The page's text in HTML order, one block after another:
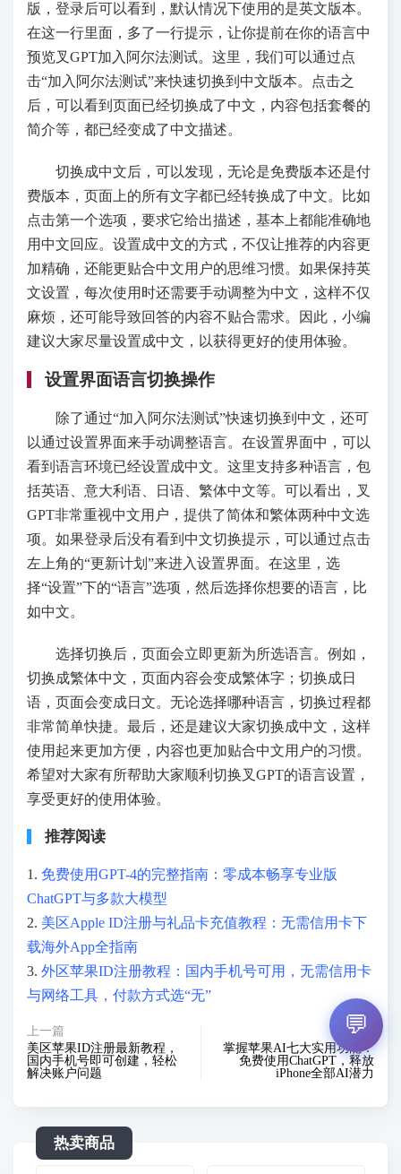
版，登录后可以看到，默认情况下使用的是英文版本。
在这一行里面，多了一行提示，让你提前在你的语言中
预览叉GPT加入阿尔法测试。这里，我们可以通过点
击“加入阿尔法测试”来快速切换到中文版本。点击之
后，可以看到页面已经切换成了中文，内容包括套餐的
简介等，都已经变成了中文描述。
切换成中文后，可以发现，无论是免费版本还是付
费版本，页面上的所有文字都已经转换成了中文。比如
点击第一个选项，要求它给出描述，基本上都能准确地
用中文回应。设置成中文的方式，不仅让推荐的内容更
加精确，还能更贴合中文用户的思维习惯。如果保持英
文设置，每次使用时还需要手动调整为中文，这样不仅
麻烦，还可能导致回答的内容不贴合需求。因此，小编
建议大家尽量设置成中文，以获得更好的使用体验。
设置界面语言切换操作
除了通过“加入阿尔法测试”快速切换到中文，还可
以通过设置界面来手动调整语言。在设置界面中，可以
看到语言环境已经设置成中文。这里支持多种语言，包
括英语、意大利语、日语、繁体中文等。可以看出，叉
GPT非常重视中文用户，提供了简体和繁体两种中文选
项。如果登录后没有看到中文切换提示，可以通过点击
左上角的“更新计划”来进入设置界面。在这里，选
择“设置”下的“语言”选项，然后选择你想要的语言，比
如中文。
选择切换后，页面会立即更新为所选语言。例如，
切换成繁体中文，页面内容会变成繁体字；切换成日
语，页面会变成日文。无论选择哪种语言，切换过程都
非常简单快捷。最后，还是建议大家切换成中文，这样
使用起来更加方便，内容也更加贴合中文用户的习惯。
希望对大家有所帮助大家顺利切换叉GPT的语言设置，
享受更好的使用体验。
推荐阅读
1. 免费使用GPT-4的完整指南：零成本畅享专业版
ChatGPT与多款大模型
2. 美区Apple ID注册与礼品卡充值教程：无需信用卡下
载海外App全指南
3. 外区苹果ID注册教程：国内手机号可用，无需信用卡
与网络工具，付款方式选“无”
上一篇
美区苹果ID注册最新教程，
国内手机号即可创建，轻松
解决账户问题
下一篇
掌握苹果AI七大实用功能：
免费使用ChatGPT，释放
iPhone全部AI潜力
热卖商品
💬